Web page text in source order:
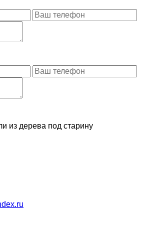
из дерева под старину